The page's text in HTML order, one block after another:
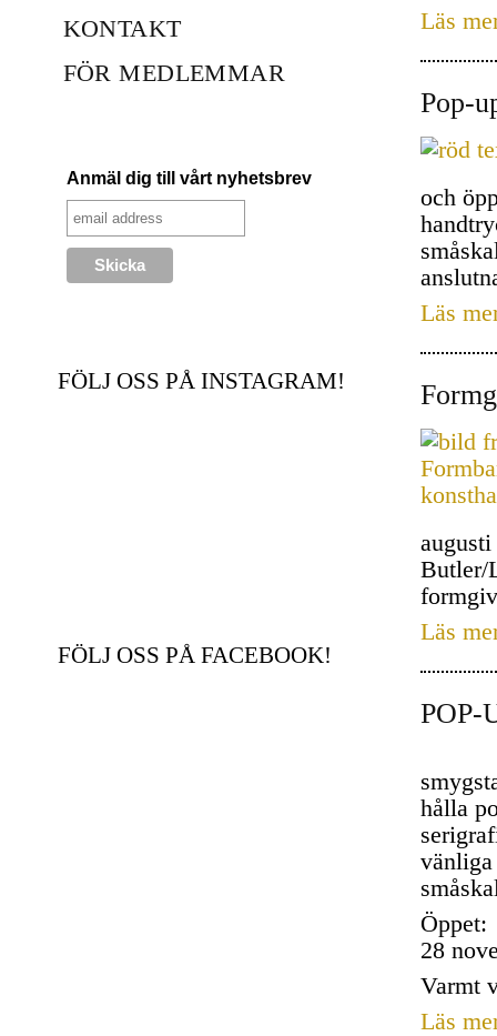
Läs
Pop-
och
Läs
Butler/
Läs
POP-
hålla
Öppet:
28
Varmt
Läs
KONTAKT
FÖR MEDLEMMAR
Anmäl dig till vårt nyhetsbrev
FÖLJ OSS PÅ INSTAGRAM!
FÖLJ OSS PÅ FACEBOOK!